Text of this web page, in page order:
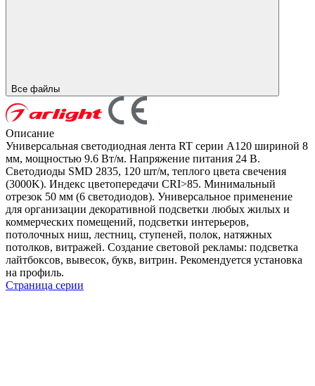
Все файлы
Описание
Универсальная светодиодная лента RT серии A120 шириной 8
мм, мощностью 9.6 Вт/м. Напряжение питания 24 В.
Светодиоды SMD 2835, 120 шт/м, теплого цвета свечения
(3000K). Индекс цветопередачи CRI>85. Минимальный
отрезок 50 мм (6 светодиодов). Универсальное применение
для организации декоративной подсветки любых жилых и
коммерческих помещений, подсветки интерьеров,
потолочных ниш, лестниц, ступеней, полок, натяжных
потолков, витражей. Создание световой рекламы: подсветка
лайтбоксов, вывесок, букв, витрин. Рекомендуется установка
на профиль.
Страница серии